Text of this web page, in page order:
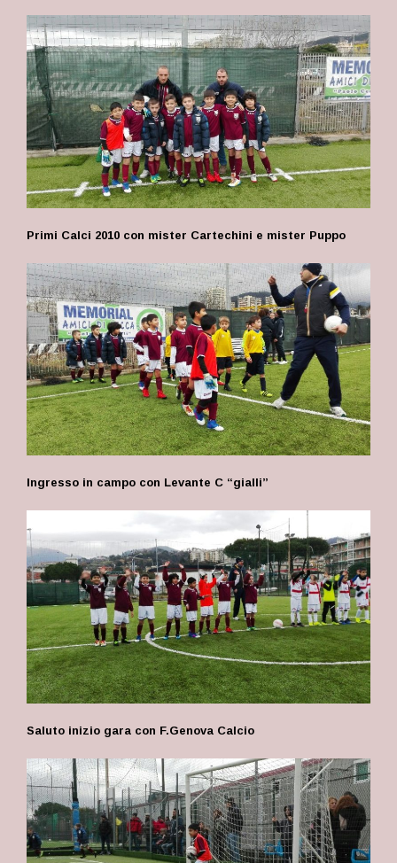
Primi Calci 2010 con mister Cartechini e mister Puppo
Ingresso in campo con Levante C “gialli”
Saluto inizio gara con F.Genova Calcio